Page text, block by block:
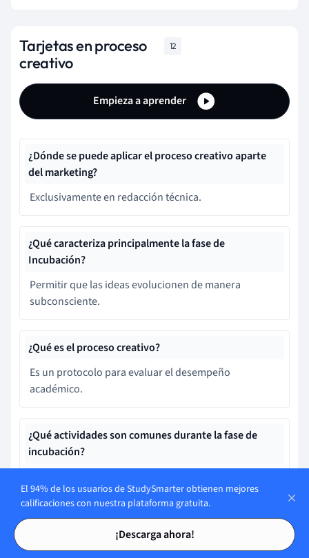
Tarjetas de estudio
Tarjetas de estudio
Tarjetas en proceso
creativo
12
Empieza a aprender
¿Dónde se puede aplicar el proceso creativo aparte
del marketing?
Exclusivamente en redacción técnica.
¿Qué caracteriza principalmente la fase de
Incubación?
Permitir que las ideas evolucionen de manera
subconsciente.
¿Qué es el proceso creativo?
Es un protocolo para evaluar el desempeño
académico.
¿Qué actividades son comunes durante la fase de
incubación?
¿Qué es crucial durante la fase de Iluminación?
Reunir y absorber tanta información como sea
El 94% de los usuarios de StudySmarter obtienen mejores
calificaciones con nuestra plataforma gratuita.
¡Descarga ahora!